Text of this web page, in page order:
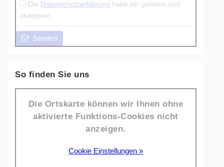
Die Datenschutzerklärung habe ich gelesen und
akzeptiert.
Senden
So finden Sie uns
Die Ortskarte können wir Ihnen ohne
aktivierte Funktions-Cookies nicht
anzeigen.
Cookie Einstellungen »